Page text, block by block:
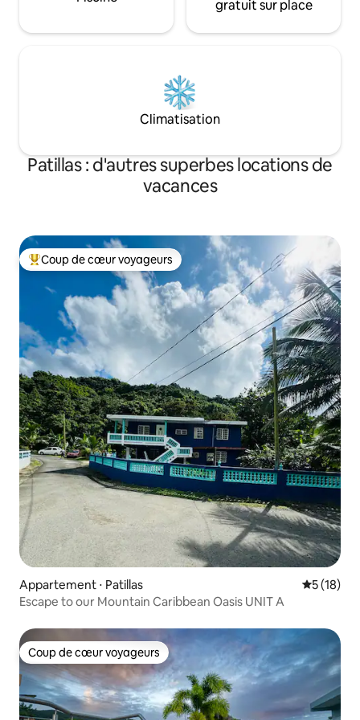
gratuit sur place
Climatisation
Patillas : d'autres superbes locations de
vacances
Coups de cœur voyageurs les plus appréciés
Coup de cœur voyageurs
Appartement ⋅ Patillas
5 (18)
Escape to our Mountain Caribbean Oasis UNIT A
Coup de cœur voyageurs
Coup de cœur voyageurs